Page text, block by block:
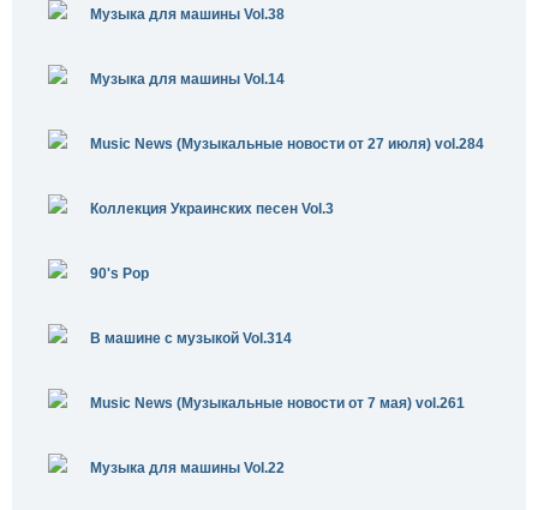
Музыка для машины Vol.38
Музыка для машины Vol.14
Music News (Музыкальные новости от 27 июля) vol.284
Коллекция Украинских песен Vol.3
90's Pop
В машине с музыкой Vol.314
Music News (Музыкальные новости от 7 мая) vol.261
Музыка для машины Vol.22